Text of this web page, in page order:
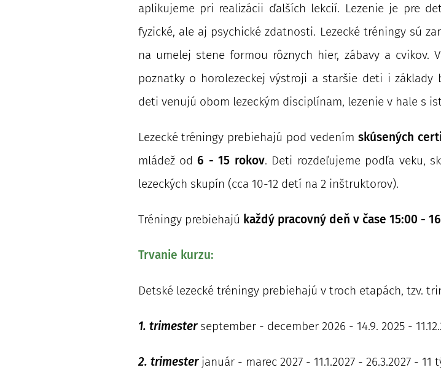
aplikujeme pri realizácii ďalších lekcií. Lezenie je pre
fyzické, ale aj psychické zdatnosti. Lezecké tréningy sú
na umelej stene formou rôznych hier, zábavy a
poznatky o horolezeckej výstroji a staršie deti i základy
deti venujú obom lezeckým disciplínam, lezenie v hale s
Lezecké tréningy prebiehajú pod vedenímskúsených
mládež od6 - 15 rokov. Deti rozdeľujeme podľa veku,
lezeckých skupín (cca 10-12 detí na 2 inštruktorov).
Tréningy prebiehajú každý pracovný deň v čase 15:00 -
Trvanie kurzu:
Detské lezecké tréningy prebiehajú v troch etapách, tzv.
1. trimesterseptember - december 2026 - 14.9. 2025 -
2. trimesterjanuár - marec 2027 - 11.1.2027 - 26.3.2027 - 11